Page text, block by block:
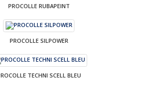
PROCOLLE RUBAPEINT
PROCOLLE SILPOWER
TECHNI SCELL BLEU